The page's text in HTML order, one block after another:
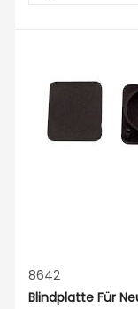
8642
Blindplatte Für